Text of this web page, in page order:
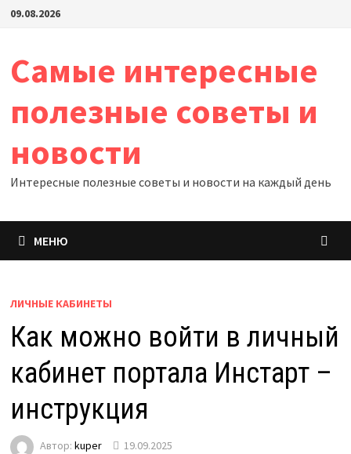
Перейти
09.08.2026
Самые интересные
полезные советы и
новости
Интересные полезные советы и новости на каждый день
МЕНЮ
ЛИЧНЫЕ КАБИНЕТЫ
Как можно войти в личный
кабинет портала Инстарт –
инструкция
Автор: kuper 19.09.2025